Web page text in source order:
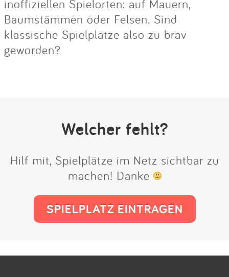
inoffiziellen Spielorten: auf Mauern,
Baumstämmen oder Felsen. Sind
klassische Spielplätze also zu brav
geworden?
Welcher fehlt?
Hilf mit, Spielplätze im Netz sichtbar zu
machen! Danke
SPIELPLATZ EINTRAGEN